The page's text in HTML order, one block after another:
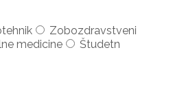
Zobozdravstveni
medicine
Študetn